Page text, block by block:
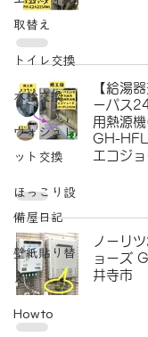
取替え
トイレ交換
水栓交換
ウォシュレ
ット交換
ほっこり設
備屋日記
壁紙貼り替
え
Howto
【給湯
ーパス
用熱源
GH-
エコジ
ノーリ
ョーズ
井寺市